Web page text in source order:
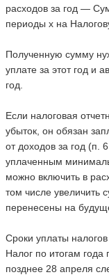
расходов за год —
периоды х на
Полученную сумму
уплате за этот год и
год.
Если налоговая
убыток, он обязан
от доходов за год (п.
уплаченным
можно включить в
том числе увеличить
перенесены на
Сроки уплаты
Налог по итогам
позднее 28 апреля